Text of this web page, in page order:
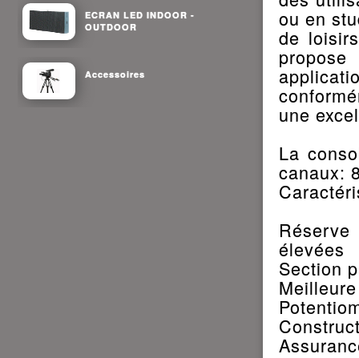
ECRAN LED INDOOR -
OUTDOOR
Accessoires
ou en
de
une
La
canaux:
élevées
Section